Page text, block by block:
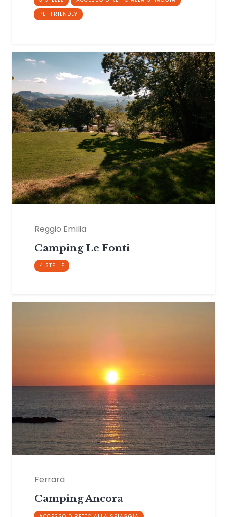
PET FRIENDLY
Reggio Emilia
Camping Le Fonti
4 STELLE
Ferrara
Camping Ancora